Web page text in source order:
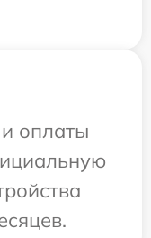
оплаты